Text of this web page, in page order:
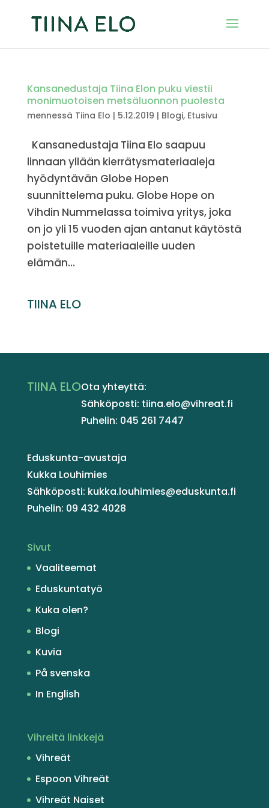
Kansanedustaja Tiina Elon puku viestii
monimuotoisen metsäluonnon puolesta
mennessä Tiina Elo | 5.12.2019 | Blogi, Etusivu
Kansanedustaja Tiina Elo saapuu
linnaan yllään kierrätysmateriaaleja
hyödyntävän Globe Hopen
suunnittelema puku. Globe Hope on
Vihdin Nummelassa toimiva yritys, joka
on jo yli 15 vuoden ajan antanut käytöstä
poistetuille materiaaleille uuden
elämän...
TIINA ELO
TIINA ELOOta yhteyttä:
Sähköposti: tiina.elo@vihreat.fi
Puhelin: 045 261 7447
Eduskunta-avustaja
Kukka Louhimies
Sähköposti: kukka.louhimies@eduskunta.fi
Puhelin: 09 432 4028
Sivut
Vaaliteemat
Eduskuntatyö
Kuka olen?
Blogi
Kuvia
På svenska
In English
Vihreitä linkkejä
Vihreät
Espoon Vihreät
Vihreät Naiset